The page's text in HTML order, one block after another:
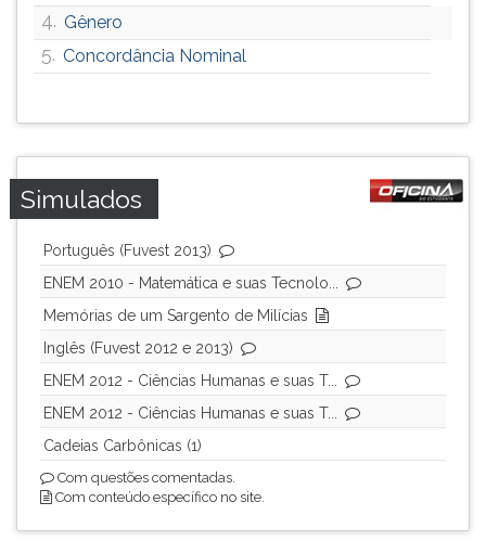
4. Gênero
5. Concordância Nominal
Simulados
Português (Fuvest 2013)
ENEM 2010 - Matemática e suas Tecnolo...
Memórias de um Sargento de Milícias
Inglês (Fuvest 2012 e 2013)
ENEM 2012 - Ciências Humanas e suas T...
ENEM 2012 - Ciências Humanas e suas T...
Cadeias Carbônicas (1)
Com questões comentadas.
Com conteúdo específico no site.